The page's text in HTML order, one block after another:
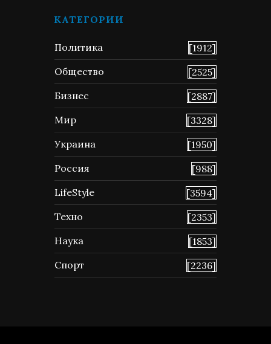
КАТЕГОРИИ
Политика
[1912]
Общество
[2525]
Бизнес
[2887]
Мир
[3328]
Украина
[1950]
Россия
[988]
LifeStyle
[3594]
Техно
[2353]
Наука
[1853]
Спорт
[2236]